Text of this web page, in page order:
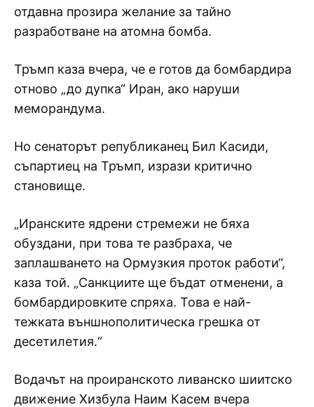
отдавна прозира желание за тайно
разработване на атомна бомба.
Тръмп каза вчера, че е готов да бомбардира
отново „до дупка“ Иран, ако наруши
меморандума.
Но сенаторът републиканец Бил Касиди,
съпартиец на Тръмп, изрази критично
становище.
„Иранските ядрени стремежи не бяха
обуздани, при това те разбраха, че
заплашването на Ормузкия проток работи“,
каза той. „Санкциите ще бъдат отменени, а
бомбардировките спряха. Това е най-
тежката външнополитическа грешка от
десетилетия.“
Водачът на проиранското ливанско шиитско
движение Хизбула Наим Касем вчера